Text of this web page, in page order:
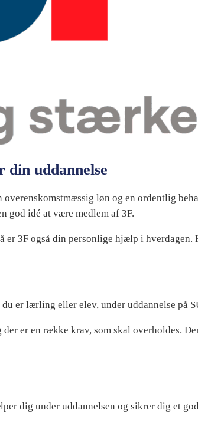
din uddannelse
løn og en ordentlig
god idé at være medlem af 3F.
3F også din personlige hjælp i
er lærling eller elev, under uddannelse på
er en række krav, som skal overholdes.
dig under uddannelsen og sikrer dig et